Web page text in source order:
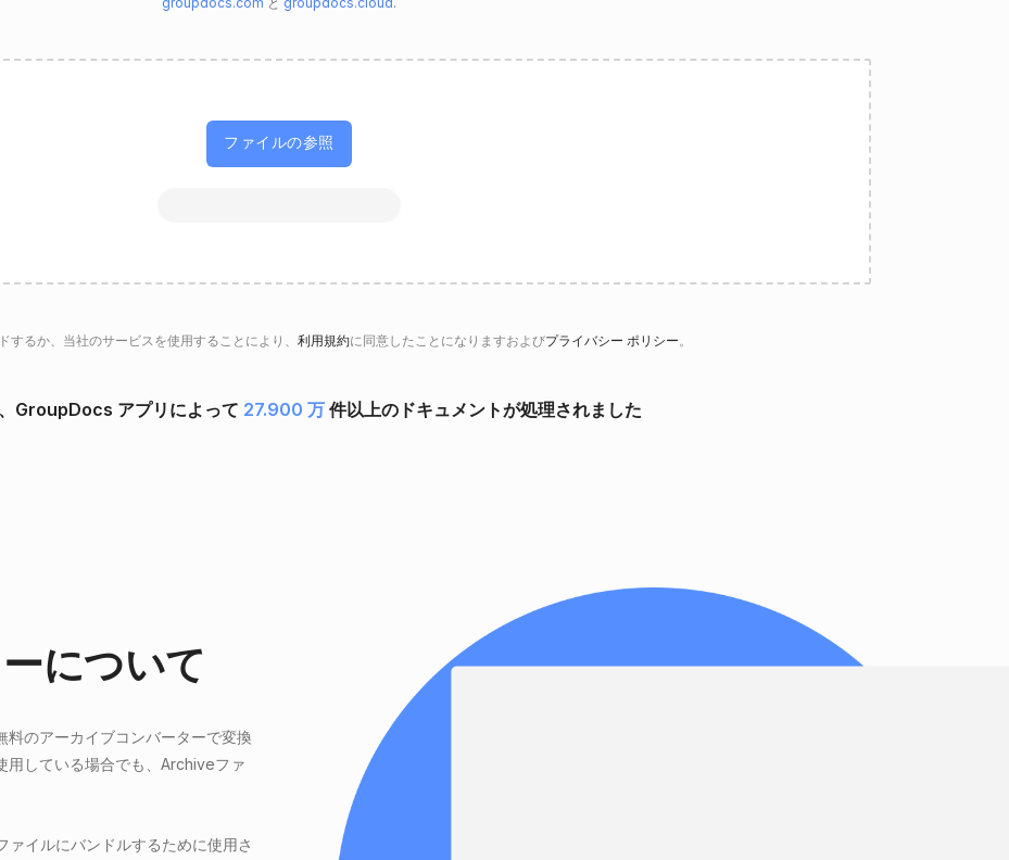
ファイルの参照
するか、当社のサービスを使用することにより、 利用規約に同意したことになりますおよびプライバシー ポリシー 。
GroupDocs アプリによって 27.900 万 件以上のドキュメントが処理されました
について
のアーカイブコンバーターで変換
している場合でも、Archiveファ
イルにバンドルするために使用さ